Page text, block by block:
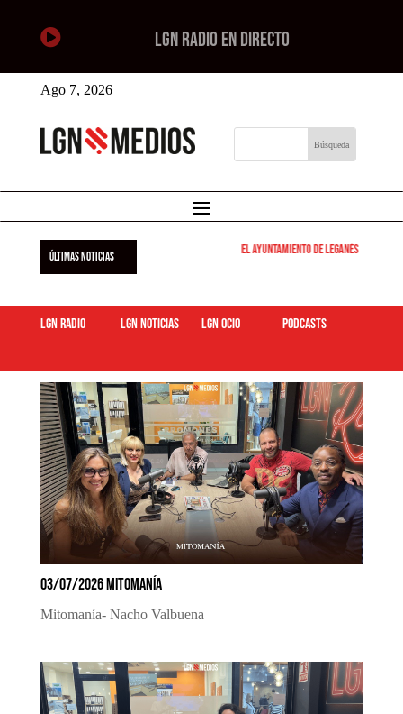
 LGN RADIO EN DIRECTO
Ago 7, 2026
ÚLTIMAS NOTICIAS El Ayuntamiento de Leganés pone en
LGN Radio LGN Noticias LGN ocio podcasts
03/07/2026 MITOMANÍA
Mitomanía- Nacho Valbuena